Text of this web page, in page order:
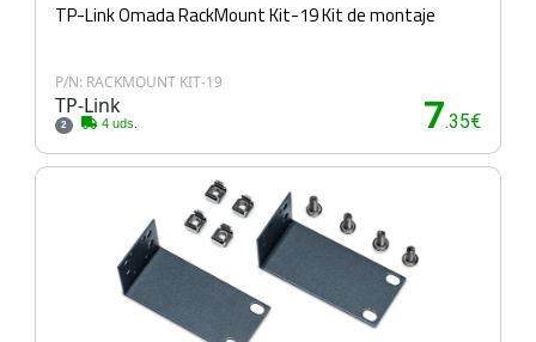
TP-Link Omada RackMount Kit-19 Kit de montaje
P/N: RACKMOUNT KIT-19
TP-Link
2 4 uds. 7.35€